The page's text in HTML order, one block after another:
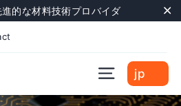
的な材料技術プロバイダ
Site
jp